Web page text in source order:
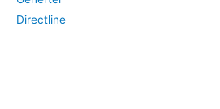
Directline